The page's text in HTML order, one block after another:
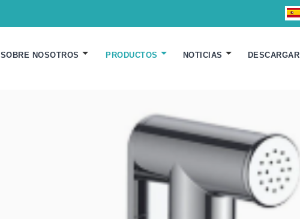
SOBRE NOSOTROS PRODUCTOS NOTICIAS DESCARGAR